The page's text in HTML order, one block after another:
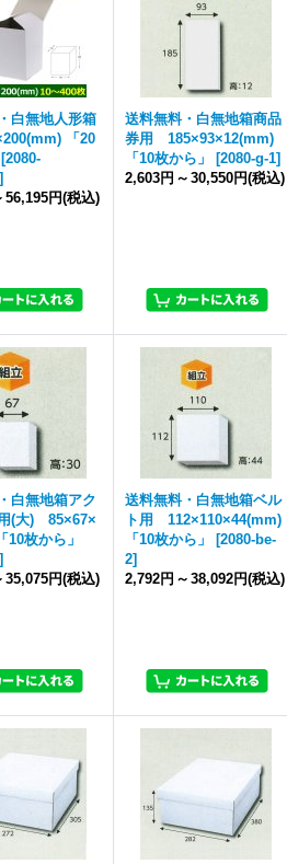
白無地人形箱
「20
[2080-
]
56,195円(税込)
送料無料・白無地箱商品
券用 185×93×12(mm)
「10枚から」
[2080-g-1]
2,603円 ～ 30,550円(税込)
白無地箱アク
(大) 85×67×
10枚から」
]
35,075円(税込)
送料無料・白無地箱ベル
ト用 112×110×44(mm)
「10枚から」
[2080-be-
2]
2,792円 ～ 38,092円(税込)